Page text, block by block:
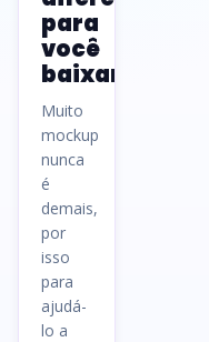
para
você
baixar
Muito
mockup
nunca
é
demais,
por
isso
para
ajudá-
lo a